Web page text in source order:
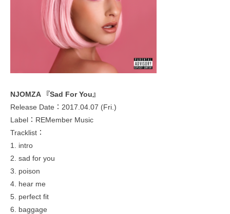
NJOMZA 『Sad For You』
Release Date：2017.04.07 (Fri.)
Label：REMember Music
Tracklist：
1. intro
2. sad for you
3. poison
4. hear me
5. perfect fit
6. baggage